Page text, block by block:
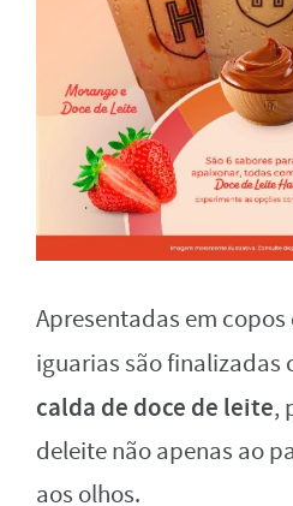
Apresentadas em copos
iguarias são finalizadas
calda de doce de leite,
deleite não apenas ao
aos olhos.